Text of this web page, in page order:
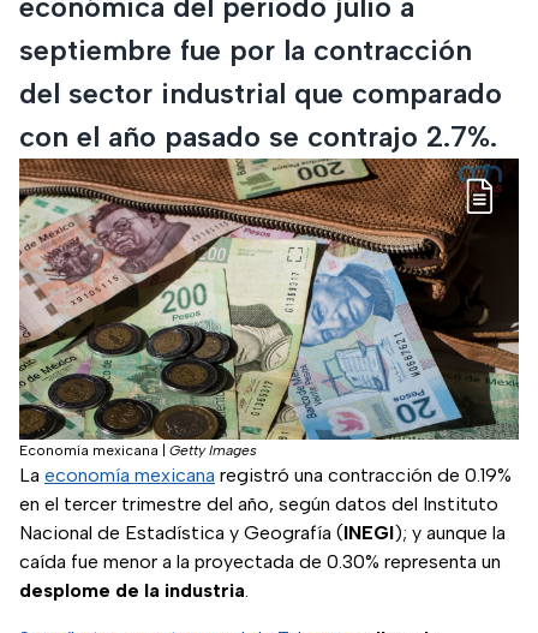
septiembre fue por la contracción
del sector industrial que comparado
con el año pasado se contrajo 2.7%.
Economía mexicana Getty Images
La economía mexicana registró una contracción de 0.19%
en el tercer trimestre del año, según datos del Instituto
Nacional de Estadística y Geografía (INEGI); y aunque la
caída fue menor a la proyectada de 0.30% representa un
desplome de la industria.